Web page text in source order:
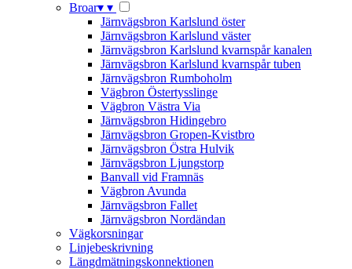
Broar▾ ▾
Järnvägsbron Karlslund öster
Järnvägsbron Karlslund väster
Järnvägsbron Karlslund kvarnspår kanalen
Järnvägsbron Karlslund kvarnspår tuben
Järnvägsbron Rumboholm
Vägbron Östertysslinge
Vägbron Västra Via
Järnvägsbron Hidingebro
Järnvägsbron Gropen-Kvistbro
Järnvägsbron Östra Hulvik
Järnvägsbron Ljungstorp
Banvall vid Framnäs
Vägbron Avunda
Järnvägsbron Fallet
Järnvägsbron Nordändan
Vägkorsningar
Linjebeskrivning
Längdmätningskonnektionen